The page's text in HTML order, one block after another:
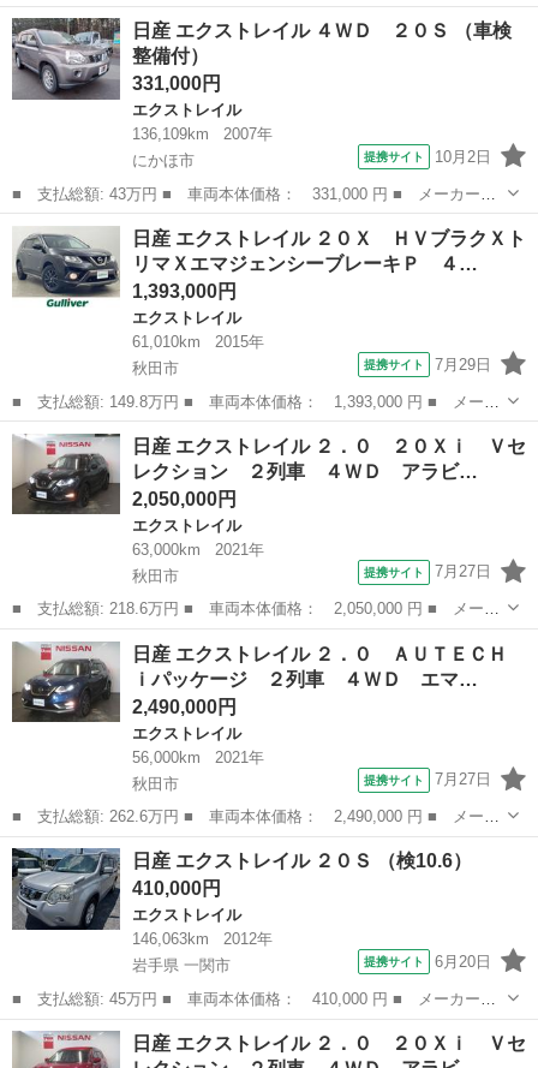
ー名： 日産 ■ 車種名： エクストレイル ■ グレード名： ２０
Ｘｉ ４ＷＤ プロパイロット 純正ＳＤナビ アラウンドビューモ
ニター ...
秋田 秋田市 エクストレイル
日産 エクストレイル ４ＷＤ ２０Ｓ （車検
整備付）
331,000円
エクストレイル
136,109km
2007年
にかほ市
提携サイト 10月2日
■ 支払総額: 43万円 ■ 車両本体価格： 331,000 円 ■ メーカー
名： 日産 ■ 車種名： エクストレイル ■ グレード名： ４Ｗ
Ｄ ２０Ｓ ■ 排気量： 2000cc ■ ドア枚数： 5D ■ ミッショ
ン： ...
秋田 にかほ市 エクストレイル
日産 エクストレイル ２０Ｘ ＨＶブラクＸト
リマＸエマジェンシーブレーキＰ ４…
1,393,000円
エクストレイル
61,010km
2015年
秋田市
提携サイト 7月29日
■ 支払総額: 149.8万円 ■ 車両本体価格： 1,393,000 円 ■ メーカ
ー名： 日産 ■ 車種名： エクストレイル ■ グレード名： ２０
Ｘ ＨＶブラクＸトリマＸエマジェンシーブレーキＰ ４ＷＤ 衝突
軽減ブレ...
秋田 秋田市 エクストレイル
日産 エクストレイル ２．０ ２０Ｘｉ Ｖセ
レクション ２列車 ４ＷＤ アラビ…
2,050,000円
エクストレイル
63,000km
2021年
秋田市
提携サイト 7月27日
■ 支払総額: 218.6万円 ■ 車両本体価格： 2,050,000 円 ■ メーカ
ー名： 日産 ■ 車種名： エクストレイル ■ グレード名： ２．
０ ２０Ｘｉ Ｖセレクション ２列車 ４ＷＤ アラビュー・エマ
ージェン...
秋田 秋田市 エクストレイル
日産 エクストレイル ２．０ ＡＵＴＥＣＨ
ｉパッケージ ２列車 ４ＷＤ エマ…
2,490,000円
エクストレイル
56,000km
2021年
秋田市
提携サイト 7月27日
■ 支払総額: 262.6万円 ■ 車両本体価格： 2,490,000 円 ■ メーカ
ー名： 日産 ■ 車種名： エクストレイル ■ グレード名： ２．
０ ＡＵＴＥＣＨ ｉパッケージ ２列車 ４ＷＤ エマージェンシ
ーブレー...
秋田 秋田市 エクストレイル
日産 エクストレイル ２０Ｓ （検10.6）
410,000円
エクストレイル
146,063km
2012年
岩手県 一関市
提携サイト 6月20日
■ 支払総額: 45万円 ■ 車両本体価格： 410,000 円 ■ メーカー
名： 日産 ■ 車種名： エクストレイル ■ グレード名： ２０Ｓ
■ 排気量： 2000cc ■ ドア枚数： 5D ■ ミッション： CVT ...
岩手 一関市 エクストレイル
日産 エクストレイル ２．０ ２０Ｘｉ Ｖセ